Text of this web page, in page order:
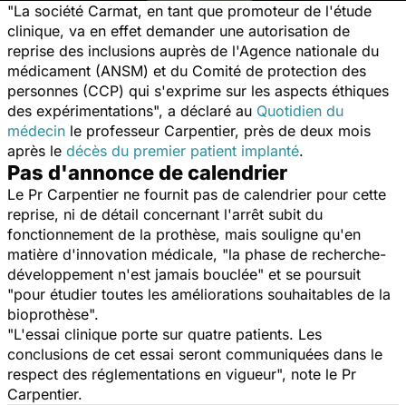
"La société Carmat, en tant que promoteur de l'étude
clinique, va en effet demander une autorisation de
reprise des inclusions auprès de l'Agence nationale du
médicament (ANSM) et du Comité de protection des
personnes (CCP) qui s'exprime sur les aspects éthiques
des expérimentations", a déclaré au Quotidien du
médecin le professeur Carpentier, près de deux mois
après le décès du premier patient implanté.
Pas d'annonce de calendrier
Le Pr Carpentier ne fournit pas de calendrier pour cette
reprise, ni de détail concernant l'arrêt subit du
fonctionnement de la prothèse, mais souligne qu'en
matière d'innovation médicale, "la phase de recherche-
développement n'est jamais bouclée" et se poursuit
"pour étudier toutes les améliorations souhaitables de la
bioprothèse".
"L'essai clinique porte sur quatre patients. Les
conclusions de cet essai seront communiquées dans le
respect des réglementations en vigueur", note le Pr
Carpentier.